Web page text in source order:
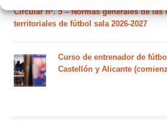
Circular nº. 5 – Normas generales de las
territoriales de fútbol sala 2026-2027
Curso de entrenador de
Castellón y Alicante